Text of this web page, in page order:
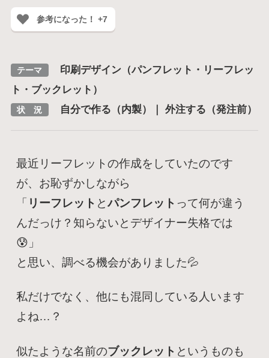
参考になった！ +7
テーマ
印刷デザイン（パンフレット・リーフレッ
ト・ブックレット）
状 況 自分で作る（内製）｜ 外注する（発注前）
最近リーフレットの作成をしていたのです
が、お恥ずかしながら
「 リーフレット とパンフレット って何が違う
んだっけ？知らないとデザイナー失格では
😰」
と思い、調べる機会がありました💦
私だけでなく、他にも混同している人います
よね…？
似たような名前のブックレット というものも